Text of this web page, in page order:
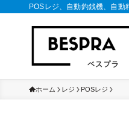
POSレジ、自動釣銭機、自
ホーム レジ POSレジ